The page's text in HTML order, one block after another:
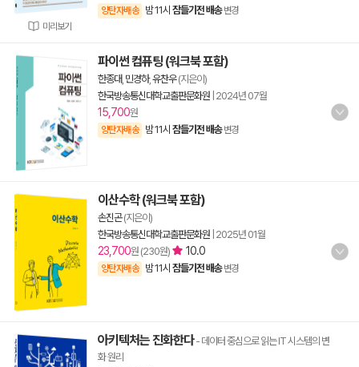
미리보기
양탄자배송 밤 11시 잠들기전 배송 변경
파이썬 컴퓨팅 (워크북 포함)
한종대 민경하,유찬우(지은이)
한국방송통신대학교출판문화원 2024년 07월
15,700원
양탄자배송 밤 11시 잠들기전 배송 변경
이산수학 (워크북 포함)
손진곤(지은이)
한국방송통신대학교출판문화원 2025년 01월
23,700원 (230원) 10.0
양탄자배송 밤 11시 잠들기전 배송 변경
아키텍처는 진화한다- 데이터 중심으로 읽는 IT 시스템의 변
화 원리